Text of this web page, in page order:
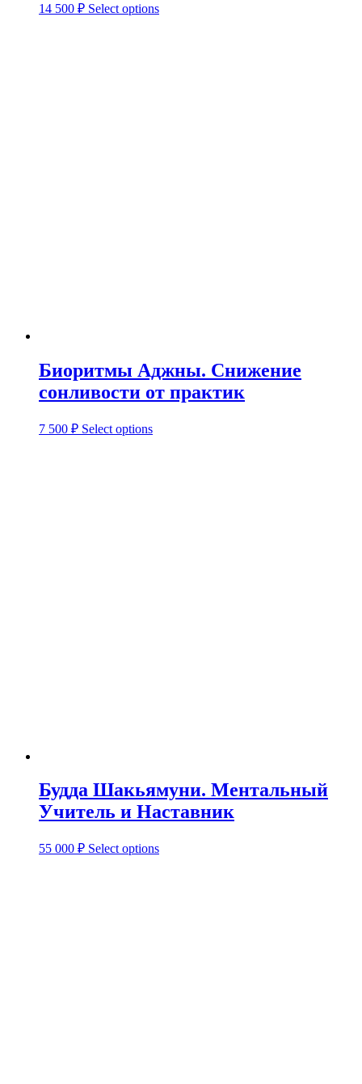
14 500 ₽ Select options
Биоритмы Аджны. Снижение
сонливости от практик
7 500 ₽ Select options
Будда Шакьямуни. Ментальный
Учитель и Наставник
55 000 ₽ Select options